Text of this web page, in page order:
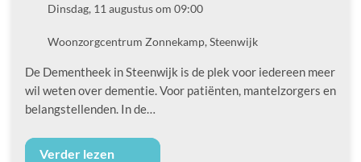
DatumDinsdag, 11 augustus om 09:00
LocatieWoonzorgcentrum Zonnekamp, Steenwijk
De Dementheek in Steenwijk is de plek voor iedereen meer
wil weten over dementie. Voor patiënten, mantelzorgers en
belangstellenden. In de…
Verder lezen